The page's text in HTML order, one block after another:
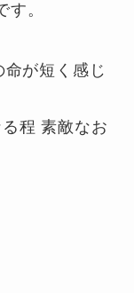
。
が短く感じ
程 素敵なお